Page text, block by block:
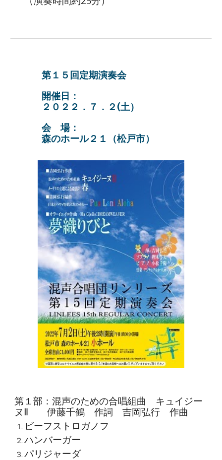
第１５回定期演奏会
開催日：
２０２２．７．２(土）
会 場：
森のホール２１（松戸市）
第１部：混声のための合唱組曲 キュイジー
ヌⅡ 伊藤千鶴 作詞 吉岡弘行 作曲
ビーフストロガノフ
ハンバーガー
パリジャーダ